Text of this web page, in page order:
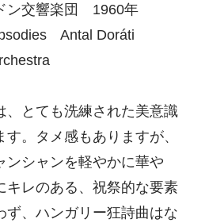
ン交響楽団 1960年
Antal Doráti
、とても洗練された美意識
。タメ感もありますが、
ンシャンを軽やかに華や
キレのある、祝祭的な要素
ず、ハンガリー狂詩曲はな